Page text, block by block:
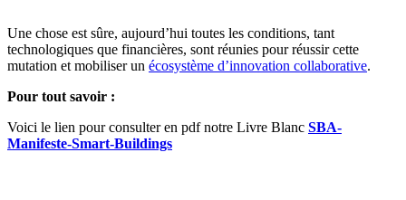
Une chose est sûre, aujourd’hui toutes les conditions, tant
technologiques que financières, sont réunies pourréussir cette
mutation et mobiliser un écosystème d’innovation collaborative.
Pour tout savoir :
Voici le lien pour consulter en pdf notre Livre Blanc SBA-
Manifeste-Smart-Buildings